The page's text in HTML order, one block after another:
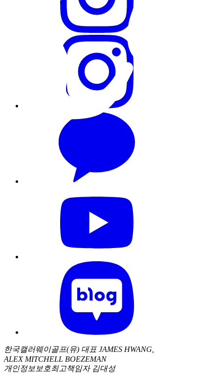
한국캘러웨이골프(유) 대표 JAMES HWANG,
ALEX MITCHELL BOEZEMAN
개인정보보호최고책임자 김대성